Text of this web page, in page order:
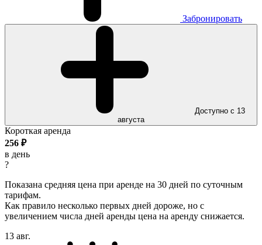
Забронировать
Доступно с 13
августа
Короткая аренда
256 ₽
в день
?
Показана средняя цена при аренде на 30 дней по суточным
тарифам.
Как правило несколько первых дней дороже, но с
увеличением числа дней аренды цена на аренду снижается.
13 авг.